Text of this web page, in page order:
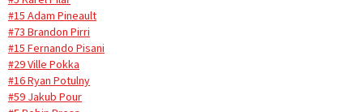
#15 Adam Pineault
#73 Brandon Pirri
#15 Fernando Pisani
#29 Ville Pokka
#16 Ryan Potulny
#59 Jakub Pour